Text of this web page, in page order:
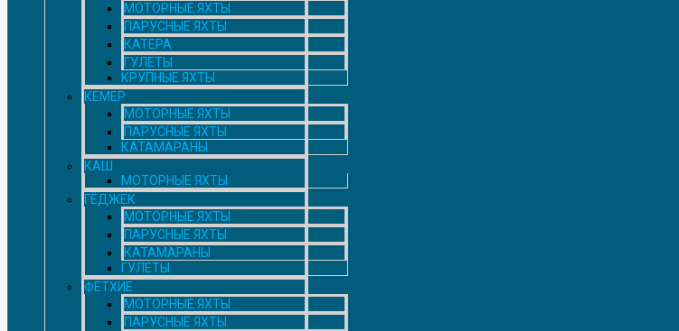
МОТОРНЫЕ ЯХТЫ
ПАРУСНЫЕ ЯХТЫ
КАТЕРА
ГУЛЕТЫ
КРУПНЫЕ ЯХТЫ
КЕМЕР
МОТОРНЫЕ ЯХТЫ
ПАРУСНЫЕ ЯХТЫ
КАТАМАРАНЫ
КАШ
МОТОРНЫЕ ЯХТЫ
ГЁДЖЕК
МОТОРНЫЕ ЯХТЫ
ПАРУСНЫЕ ЯХТЫ
КАТАМАРАНЫ
ГУЛЕТЫ
ФЕТХИЕ
МОТОРНЫЕ ЯХТЫ
ПАРУСНЫЕ ЯХТЫ